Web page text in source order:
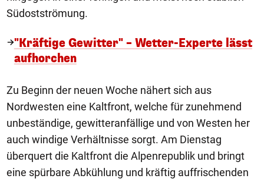
Südostströmung.
"Kräftige Gewitter" – Wetter-Experte lässt
aufhorchen
Zu Beginn der neuen Woche nähert sich aus
Nordwesten eine Kaltfront, welche für zunehmend
unbeständige, gewitteranfällige und von Westen her
auch windige Verhältnisse sorgt. Am Dienstag
überquert die Kaltfront die Alpenrepublik und bringt
eine spürbare Abkühlung und kräftig auffrischenden